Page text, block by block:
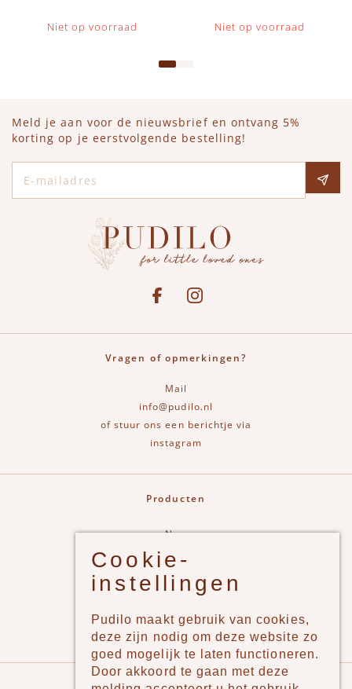
Niet op voorraad Niet op voorraad
Meld je aan voor de nieuwsbrief en ontvang 5%
korting op je eerstvolgende bestelling!
See our FacebookBekijk onze Instagram pagina
Vragen of opmerkingen?
Mail
info@pudilo.nl
of stuur ons een berichtje via
instagram
Producten
New
Jongens
Meisjes
Merken
Cookie-
instellingen
Pudilo maakt gebruik van cookies,
deze zijn nodig om deze website zo
goed mogelijk te laten functioneren.
Door akkoord te gaan met deze